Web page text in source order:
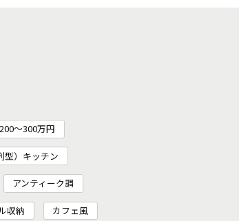
200〜300万円
型）キッチン
アンティーク調
収納 カフェ風